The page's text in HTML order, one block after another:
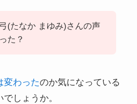
(たなか まゆみ)さんの声
た？
変わったのか気になっている
しょうか。